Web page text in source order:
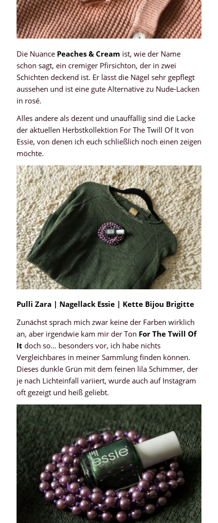
Die NuancePeaches & Cream ist, wie der Name
schon sagt, ein cremiger Pfirsichton, der in zwei
Schichten deckend ist. Er lässt die Nägel sehr gepflegt
aussehen und ist eine gute Alternative zu Nude-Lacken
in rosé.
Alles andere als dezent und unauffällig sind die Lacke
der aktuellen Herbstkollektion For The Twill Of It von
Essie, von denen ich euch schließlich noch einen zeigen
möchte.
Pulli Zara | Nagellack Essie | Kette Bijou Brigitte
Zunächst sprach mich zwar keine der Farben wirklich
an, aber irgendwie kam mir der Ton For The Twill Of
It doch so… besonders vor, ich habe nichts
Vergleichbares in meiner Sammlung finden können.
Dieses dunkle Grün mit dem feinen lila Schimmer, der
je nach Lichteinfall variiert, wurde auch auf Instagram
oft gezeigt und heiß geliebt.